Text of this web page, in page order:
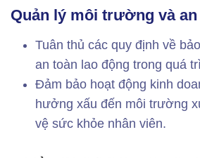
Quản lý môi trường và
Tuân thủ các quy định về
an toàn lao động trong quá
Đảm bảo hoạt động kinh
hưởng xấu đến môi trường
vệ sức khỏe nhân viên.